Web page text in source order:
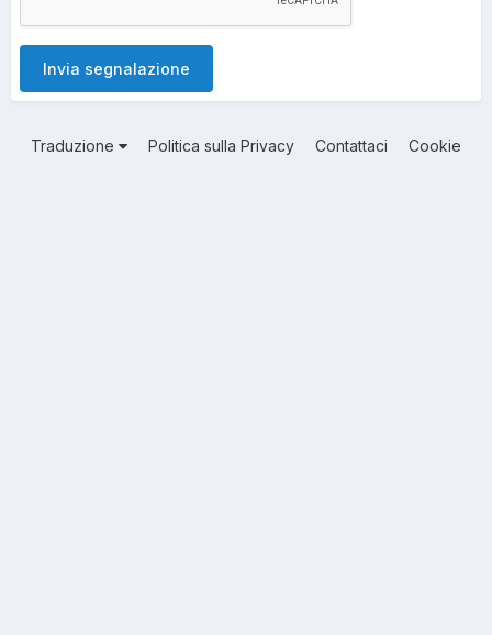
Invia segnalazione
Traduzione Politica sulla Privacy Contattaci Cookie